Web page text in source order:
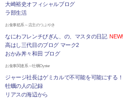
大崎裕史オフィシャルブログ
ラ部生活
お食事処系～店主のつぶやき
なにわフレンチびぎん、の、マスタの日記 NEW!
高はし三代目のブログ マーク2
おかみ丼々和田 ブログ
お食事関連系～牡蠣Oyster
ジャージ社長はゲミカルで不可能を可能にする！
牡蠣の人の記録
リアスの海辺から